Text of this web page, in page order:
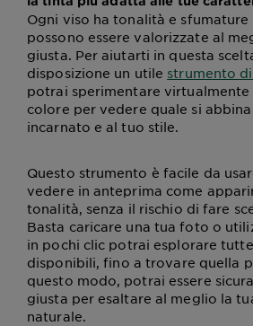
Ogni viso ha tonalità e sfumature
possono essere valorizzate al
giusta. Per aiutarti in questa
disposizione un utile strumento
potrai sperimentare
colore per vedere quale si
incarnato e al tuo stile.
Questo strumento è facile da
vedere in anteprima come
tonalità, senza il rischio di fare
Basta caricare una tua foto o
in pochi clic potrai esplorare
disponibili, fino a trovare quella
questo modo, potrai essere
giusta per esaltare al meglio la
naturale.